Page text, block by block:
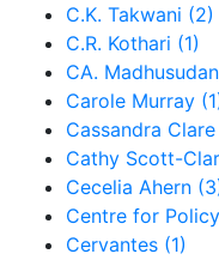
C.K. Takwani (2)
C.R. Kothari (1)
CA.
Carole Murray
Cassandra
Cathy Scott-
Cecelia Ahern
Centre for
Cervantes (1)